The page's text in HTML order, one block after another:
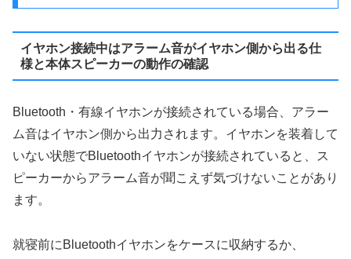
イヤホン接続中はアラーム音がイヤホン側から出る仕
様と本体スピーカーの動作の確認
Bluetooth・有線イヤホンが接続されている場合、アラー
ム音はイヤホン側から出力されます。イヤホンを装着して
いない状態でBluetoothイヤホンが接続されていると、ス
ピーカーからアラーム音が聞こえず気づけないことがあり
ます。
就寝前にBluetoothイヤホンをケースに収納するか、